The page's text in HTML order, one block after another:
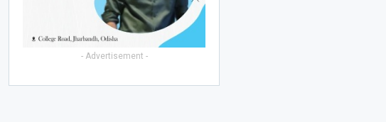
- Advertisement -